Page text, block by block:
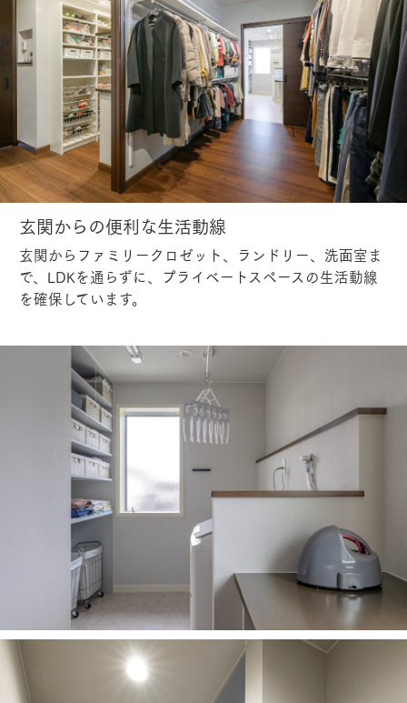
玄関からの便利な生活動線
玄関からファミリークロゼット、ランドリー、洗面室ま
で、LDKを通らずに、プライベートスペースの生活動線
を確保しています。